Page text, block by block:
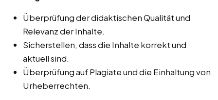
Überprüfung der didaktischen Qualität und
Relevanz der Inhalte.
Sicherstellen, dass die Inhalte korrekt und
aktuell sind.
Überprüfung auf Plagiate und die Einhaltung von
Urheberrechten.